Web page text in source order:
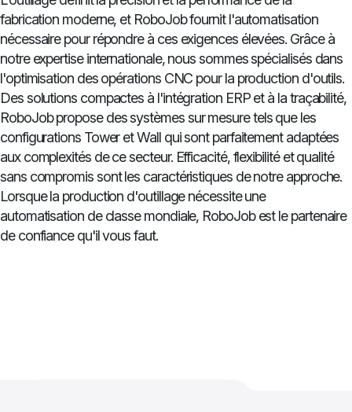
fabrication moderne, et RoboJob fournit l'automatisation
nécessaire pour répondre à ces exigences élevées. Grâce à
notre expertise internationale, nous sommes spécialisés dans
l'optimisation des opérations CNC pour la production d'outils.
Des solutions compactes à l'intégration ERP et à la traçabilité,
RoboJob propose des systèmes sur mesure tels que les
configurations Tower et Wall qui sont parfaitement adaptées
aux complexités de ce secteur. Efficacité, flexibilité et qualité
sans compromis sont les caractéristiques de notre approche.
Lorsque la production d'outillage nécessite une
automatisation de classe mondiale, RoboJob est le partenaire
de confiance qu'il vous faut.